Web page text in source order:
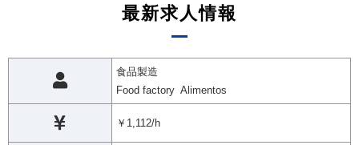
最新求人情報
食品製造
Food factory Alimentos
￥1,112/h